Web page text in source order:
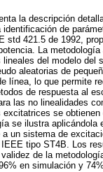
la descripción
de
std 421.5 de 1992,
La
del modelo del
aleatorias de
línea, lo que permite
de respuesta al
las no linealidades
se
se ilustra
un sistema de
tipo ST4B. Los
de la
en simulación y